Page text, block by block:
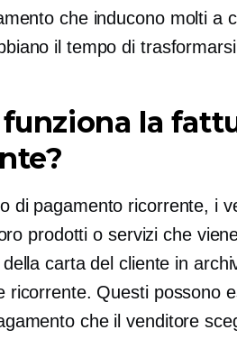
che inducono molti a
il tempo di
la
di pagamento ricorrente, i
prodotti o servizi che
carta del cliente in
ricorrente. Questi possono
che il venditore